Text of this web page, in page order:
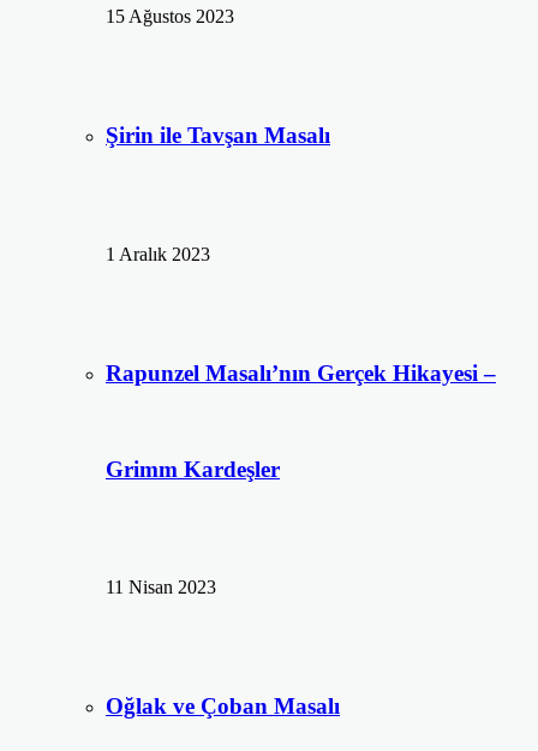
15 Ağustos 2023
Şirin ile Tavşan Masalı
1 Aralık 2023
Rapunzel Masalı’nın Gerçek Hikayesi –
Grimm Kardeşler
11 Nisan 2023
Oğlak ve Çoban Masalı